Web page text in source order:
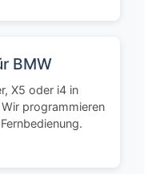
BMW
X5 oder i4 in
programmieren